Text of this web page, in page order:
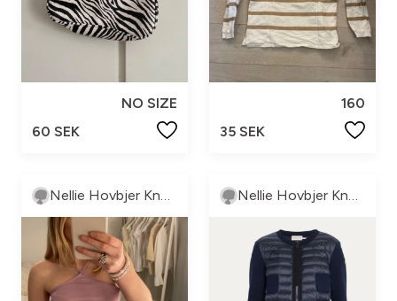
NO SIZE
60 SEK
160
35 SEK
Nellie Hovbjer Knutsson Nellie Hovbjer Knutsson